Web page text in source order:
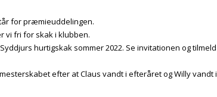
for præmieuddelingen.
vi fri for skak i klubben.
hurtigskak sommer 2022. Se invitationen og tilmeld
efter at Claus vandt i efteråret og Willy vandt i